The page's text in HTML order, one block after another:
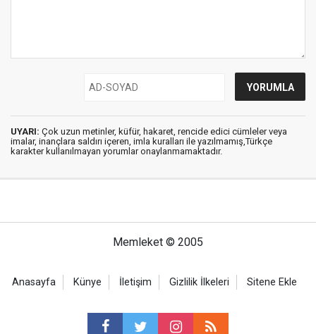
UYARI: Çok uzun metinler, küfür, hakaret, rencide edici cümleler veya
imalar, inançlara saldırı içeren, imla kuralları ile yazılmamış,Türkçe
karakter kullanılmayan yorumlar onaylanmamaktadır.
Memleket © 2005
Anasayfa Künye İletişim Gizlilik İlkeleri Sitene Ekle